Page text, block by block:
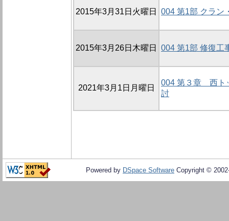
2015年3月31日火曜日 004 第1部 クラ
2015年3月26日木曜日 004 第1部 修復
2021年3月1日月曜日
004 第３章 西ト
討
Powered by DSpace Software Copyright ©